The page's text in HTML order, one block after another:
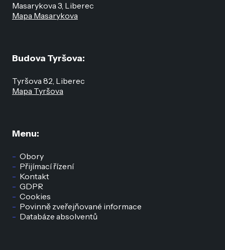
Menu:
Obory
Přijímací řízení
Kontakt
GDPR
Cookies
Povinně zveřejňované informace
Databáze absolventů
Masarykova 3, Liberec
Mapa Masarykova
Budova Tyršova:
Tyršova 82, Liberec
Mapa Tyršova